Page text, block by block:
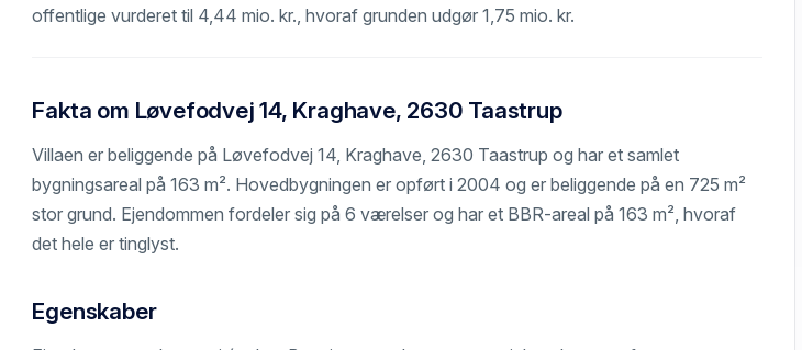
offentlige vurderet til 4,44 mio. kr., hvoraf grunden udgør 1,75 mio. kr.
Fakta om Løvefodvej 14, Kraghave, 2630 Taastrup
Villaen er beliggende på Løvefodvej 14, Kraghave, 2630 Taastrup og har et samlet
bygningsareal på 163 m². Hovedbygningen er opført i 2004 og er beliggende på en 725 m²
stor grund. Ejendommen fordeler sig på 6 værelser og har et BBR-areal på 163 m², hvoraf
det hele er tinglyst.
Egenskaber